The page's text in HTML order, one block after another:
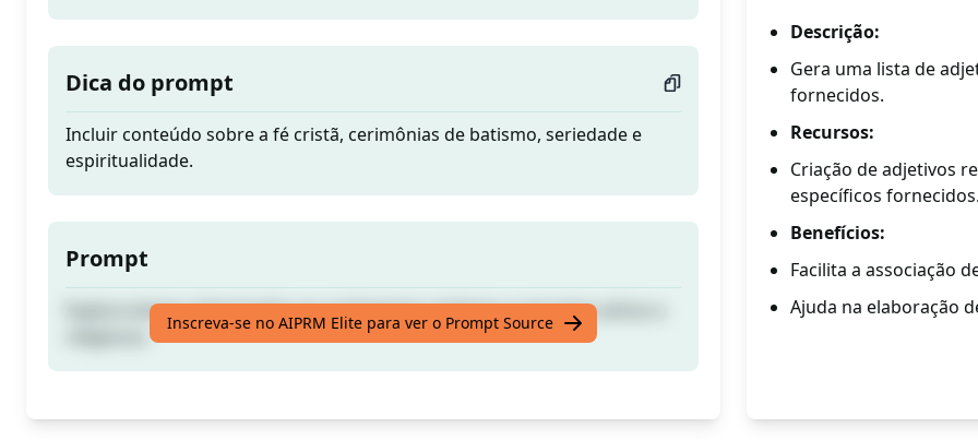
Dica do prompt
Incluir conteúdo sobre a fé cristã, cerimônias de batismo, seriedade e
espiritualidade.
Prompt
Explora temas relacionados ao cristianismo, batismo e assuntos sérios e
religiosos.
Inscreva-se no AIPRM Elite para ver o Prompt Source
Descrição:
Gera uma lista de
fornecidos.
Recursos:
Criação de adjetivos
específicos fornecidos.
Benefícios:
Facilita a associação
Ajuda na elaboração